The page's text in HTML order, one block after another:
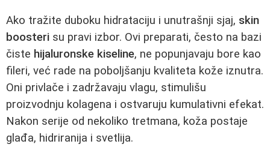
Ako tražite duboku hidrataciju i unutrašnji sjaj, skin
boosteri su pravi izbor. Ovi preparati, često na bazi
čiste hijaluronske kiseline, ne popunjavaju bore kao
fileri, već rade na poboljšanju kvaliteta kože iznutra.
Oni privlače i zadržavaju vlagu, stimulišu
proizvodnju kolagena i ostvaruju kumulativni efekat.
Nakon serije od nekoliko tretmana, koža postaje
glađa, hidriranija i svetlija.